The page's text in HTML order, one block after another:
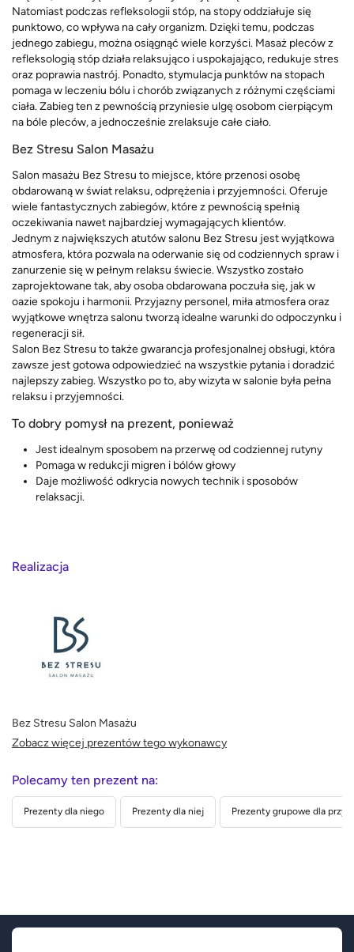
Natomiast podczas refleksologii stóp, na stopy oddziałuje się
punktowo, co wpływa na cały organizm. Dzięki temu, podczas
jednego zabiegu, można osiągnąć wiele korzyści. Masaż pleców z
refleksologią stóp działa relaksująco i uspokajająco, redukuje stres
oraz poprawia nastrój. Ponadto, stymulacja punktów na stopach
pomaga w leczeniu bólu i chorób związanych z różnymi częściami
ciała. Zabieg ten z pewnością przyniesie ulgę osobom cierpiącym
na bóle pleców, a jednocześnie zrelaksuje całe ciało.
Bez Stresu Salon Masażu
Salon masażu Bez Stresu to miejsce, które przenosi osobę
obdarowaną w świat relaksu, odprężenia i przyjemności. Oferuje
wiele fantastycznych zabiegów, które z pewnością spełnią
oczekiwania nawet najbardziej wymagających klientów.
Jednym z największych atutów salonu Bez Stresu jest wyjątkowa
atmosfera, która pozwala na oderwanie się od codziennych spraw i
zanurzenie się w pełnym relaksu świecie. Wszystko zostało
zaprojektowane tak, aby osoba obdarowana poczuła się, jak w
oazie spokoju i harmonii. Przyjazny personel, miła atmosfera oraz
wyjątkowe wnętrza salonu tworzą idealne warunki do odpoczynku i
regeneracji sił.
Salon Bez Stresu to także gwarancja profesjonalnej obsługi, która
zawsze jest gotowa odpowiedzieć na wszystkie pytania i doradzić
najlepszy zabieg. Wszystko po to, aby wizyta w salonie była pełna
relaksu i przyjemności.
To dobry pomysł na prezent, ponieważ
Jest idealnym sposobem na przerwę od codziennej rutyny
Pomaga w redukcji migren i bólów głowy
Daje możliwość odkrycia nowych technik i sposobów
relaksacji.
Realizacja
Bez Stresu Salon Masażu
Zobacz więcej prezentów tego wykonawcy
Polecamy ten prezent na:
Prezenty dla niego Prezenty dla niej Prezenty grupowe dla